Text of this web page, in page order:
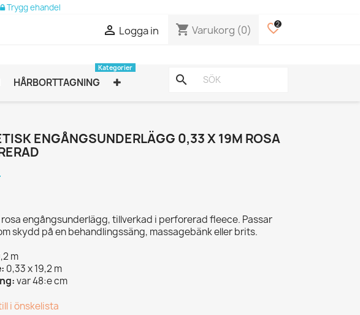
Trygg ehandel
 Logga in shopping_cart Varukorg (0) favorite_border
2
HÅRBORTTAGNING
Kategorier
search
ENGÅNGSUNDERLÄGG 0,33 X 19M ROSA
rosa engångsunderlägg, tillverkad i perforerad fleece. Passar
skydd på en behandlingssäng, massagebänk eller brits.
m
0,33 x 19,2 m
var 48:e cm
i önskelista